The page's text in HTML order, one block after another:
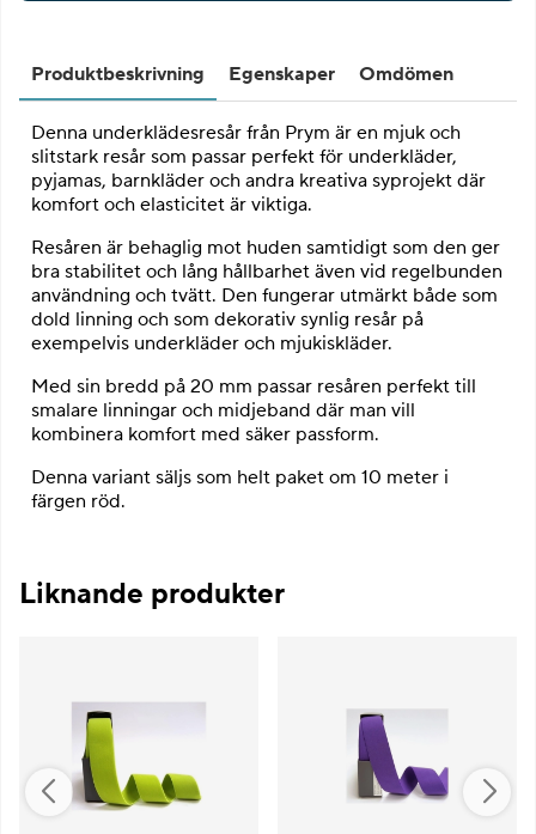
Produktbeskrivning Egenskaper Omdömen
Denna underklädesresår från Prym är en mjuk och
slitstark resår som passar perfekt för underkläder,
pyjamas, barnkläder och andra kreativa syprojekt där
komfort och elasticitet är viktiga.
Resåren är behaglig mot huden samtidigt som den ger
bra stabilitet och lång hållbarhet även vid regelbunden
användning och tvätt. Den fungerar utmärkt både som
dold linning och som dekorativ synlig resår på
exempelvis underkläder och mjukiskläder.
Med sin bredd på 20 mm passar resåren perfekt till
smalare linningar och midjeband där man vill
kombinera komfort med säker passform.
Denna variant säljs som helt paket om 10 meter i
färgen röd.
Liknande produkter